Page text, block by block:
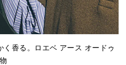
く香る。ロエベ アース オードゥ